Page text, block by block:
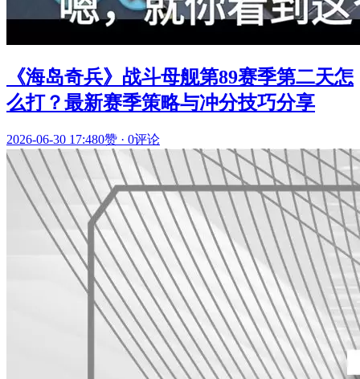
《海岛奇兵》战斗母舰第89赛季第二天怎
么打？最新赛季策略与冲分技巧分享
2026-06-30 17:480赞 · 0评论